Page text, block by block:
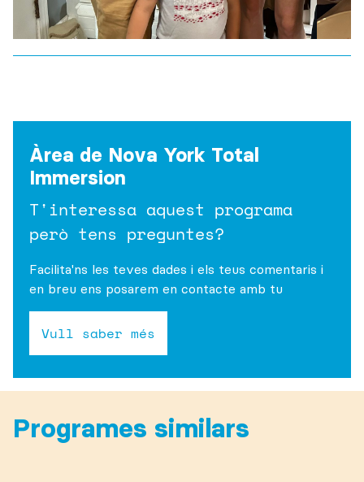
Àrea de Nova York Total
Immersion
T'interessa aquest programa
però tens preguntes?
Facilita'ns les teves dades i els teus comentaris i
en breu ens posarem en contacte amb tu
Vull saber més
Programes similars